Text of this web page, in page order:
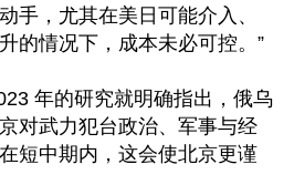
手，尤其在美日可能介入、
的情况下，成本未必可控。”
年的研究就明确指出，俄乌
对武力犯台政治、军事与经
短中期内，这会使北京更谨